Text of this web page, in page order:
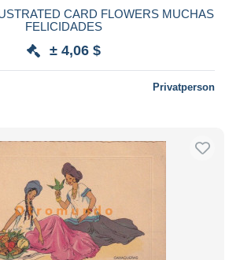
CARD FLOWERS MUCHAS
FELICIDADES
± 4,06 $
Privatperson